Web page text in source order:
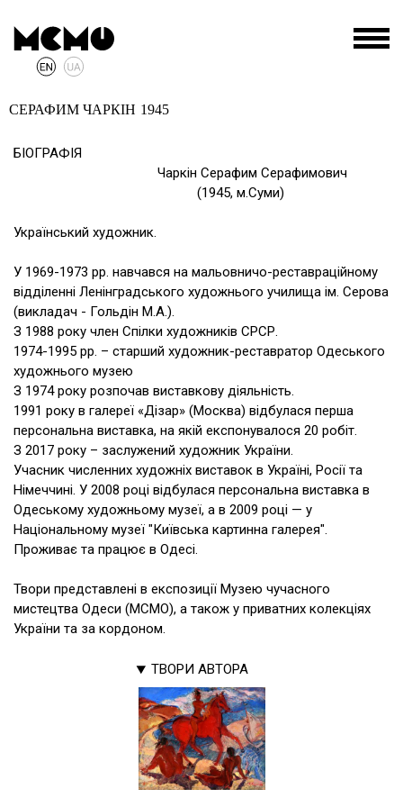
СЕРАФИМ ЧАРКІН 1945
БІОГРАФІЯ
Чаркін Серафим Серафимович
(1945, м.Суми)
Український художник.
У 1969-1973 pp. навчався на мальовничо-реставраційному
відділенні Ленінградського художнього училища ім. Серова
(викладач - Гольдін М.А.).
З 1988 року член Спілки художників СРСР.
1974-1995 pp. – старший художник-реставратор Одеського
художнього музею
З 1974 року розпочав виставкову діяльність.
1991 року в галереї «Дізар» (Москва) відбулася перша
персональна виставка, на якій експонувалося 20 робіт.
З 2017 року – заслужений художник України.
Учасник численних художніх виставок в Україні, Росії та
Німеччині. У 2008 році відбулася персональна виставка в
Одеському художньому музеї, а в 2009 році — у
Національному музеї "Київська картинна галерея".
Проживає та працює в Одесі.
Твори представлені в експозиції Музею чучасного
мистецтва Одеси (МСМО), а також у приватних колекціях
України та за кордоном.
ТВОРИ АВТОРА